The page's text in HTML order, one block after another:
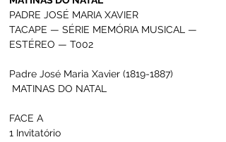
PADRE JOSÉ MARIA XAVIER
TACAPE — SÉRIE MEMÓRIA MUSICAL —
ESTÉREO — T002
Padre José Maria Xavier (1819-1887)
MATINAS DO NATAL
FACE A
1 Invitatório